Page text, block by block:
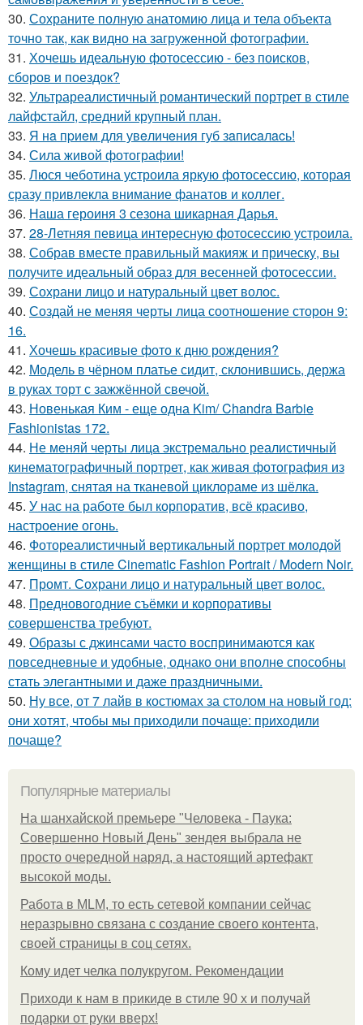
30. Сохраните полную анатомию лица и тела объекта
точно так, как видно на загруженной фотографии.
31. Хочешь идеальную фотосессию - без поисков,
сборов и поездок?
32. Ультрареалистичный романтический портрет в стиле
лайфстайл, средний крупный план.
33. Я нa пpиeм для увeличeния губ зaпиcaлacь!
34. Сила живой фотографии!
35. Люся чеботина устроила яркую фотосессию, которая
сразу привлекла внимание фанатов и коллег.
36. Наша героиня 3 сезона шикарная Дарья.
37. 28-Летняя певица интересную фотосессию устроила.
38. Собрав вместе правильный макияж и прическу, вы
получите идеальный образ для весенней фотосессии.
39. Сохрани лицо и натуральный цвет волос.
40. Создай не меняя черты лица соотношение сторон 9:
16.
41. Хочешь красивые фото к дню рождения?
42. Модель в чёрном платье сидит, склонившись, держа
в руках торт с зажжённой свечой.
43. Новенькая Ким - еще одна Kim/ Chandra Barbie
Fashionistas 172.
44. Не меняй черты лица экстремально реалистичный
кинематографичный портрет, как живая фотография из
Instagram, снятая на тканевой циклораме из шёлка.
45. У нас на работе был корпоратив, всё красиво,
настроение огонь.
46. Фотореалистичный вертикальный портрет молодой
женщины в стиле Cinematic Fashion Portrait / Modern Noir.
47. Промт. Сохрани лицо и натуральный цвет волос.
48. Предновогодние съёмки и корпоративы
совершенства требуют.
49. Образы с джинсами часто воспринимаются как
повседневные и удобные, однако они вполне способны
стать элегантными и даже праздничными.
50. Ну все, от 7 лайв в костюмах за столом на новый год:
они хотят, чтобы мы приходили почаще: приходили
почаще?
Популярные материалы
На шанхайской премьере "Человека - Паука:
Совершенно Новый День" зендея выбрала не
просто очередной наряд, а настоящий артефакт
высокой моды.
Работа в MLM, то есть сетевой компании сейчас
неразрывно связана с создание своего контента,
своей страницы в соц сетях.
Кому идет челка полукругом. Рекомендации
Приходи к нам в прикиде в стиле 90 х и получай
подарки от руки вверх!